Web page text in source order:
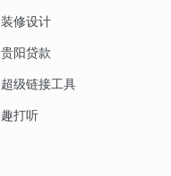
装修设计
贵阳贷款
超级链接工具
趣打听